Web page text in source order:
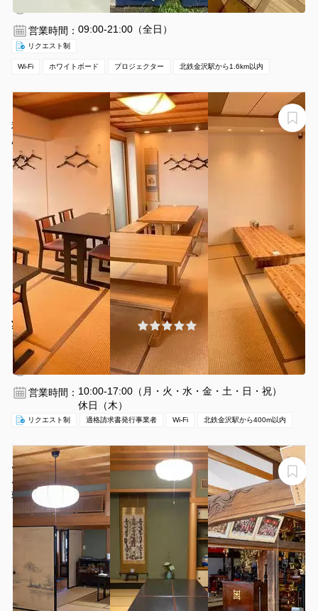
営業時間： 09:00-21:00（全日）
リクエスト制
Wi-Fi ホワイトボード プロジェクター 北鉄金沢駅から1.6km以内
［WIFI有］コロナ禍で制限の有る生活の中で、安心して
利用出来るスペース。当店のデリバリーを楽しむも良
し、会議、商談、接待にもオススメ❗️
あかめ寿し
¥1650 〜 ¥1870
(0件)
北鉄金沢駅 徒歩5分
石川県金沢市本町1-9-15
1〜6名
2時間〜
営業時間： 10:00-17:00（月・火・水・金・土・日・祝）
休日（木）
リクエスト制 適格請求書発行事業者 Wi-Fi 北鉄金沢駅から400m以内
お寺の内陣・外陣・脇陣をレンタル！ 瞑想、マインドフ
ルネスから座談会、講和、演奏などにご利用ください
妙應寺